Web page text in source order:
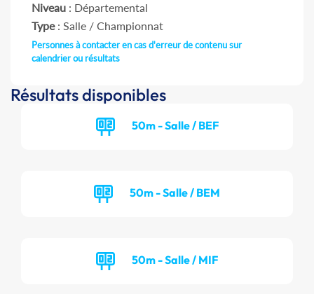
Niveau : Départemental
Type: Salle / Championnat
Personnes à contacter en cas d'erreur de contenu sur
calendrier ou résultats
Résultats disponibles
50m - Salle / BEF
50m - Salle / BEM
50m - Salle / MIF